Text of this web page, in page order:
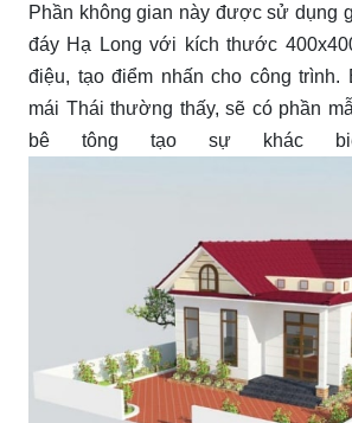
Phần không gian này được sử dụng
đáy Hạ Long với kích thước
điệu, tạo điểm nhấn cho công trình.
mái Thái thường thấy, sẽ có phần
bê tông tạo sự khác